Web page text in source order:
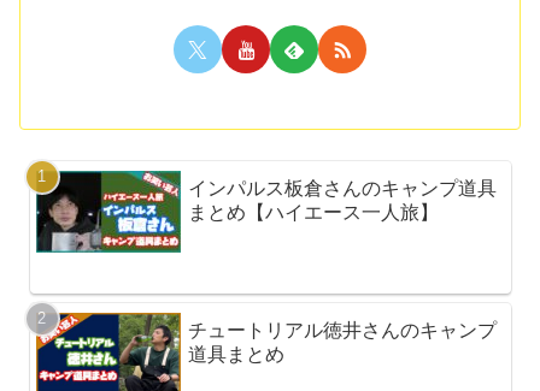
インパルス板倉さんのキャンプ道具
まとめ【ハイエース一人旅】
チュートリアル徳井さんのキャンプ
道具まとめ